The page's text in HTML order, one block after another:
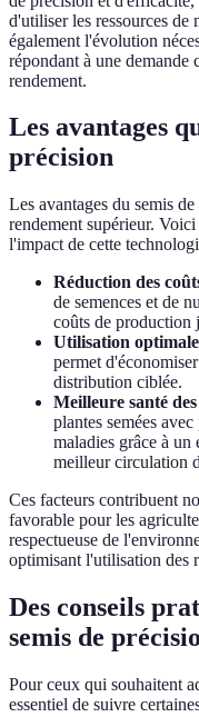
d'utiliser les ressources de
également l'évolution
répondant à une demande
rendement.
Les avantages
précision
Les avantages du semis
rendement supérieur.
l'impact de cette
Réduction des
de semences et de
coûts de production
Utilisation optimale
permet
distribution ciblée.
Meilleure santé
plantes semées
maladies grâce à un
meilleur circulation
Ces facteurs contribuent
favorable pour les
respectueuse de
optimisant l'utilisation des
Des conseils
semis de
Pour ceux qui souhaitent
essentiel de suivre